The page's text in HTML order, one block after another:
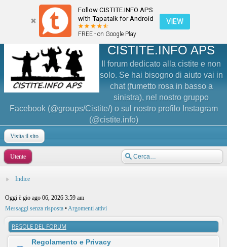
Follow CISTITE.INFO APS
with Tapatalk for Android
FREE - on Google Play
VIEW
CISTITE.INFO APS
Il forum dedicato alla cistite e non
solo. Se hai bisogno di aiuto vai in
chat (fumetto rosa in basso a
sinistra), nel nostro gruppo
Facebook (@groups/Cistite/) o sul nostro profilo Instagram
(@cistite.info)
Visita il sito
Utente
Indice
Oggi è gio ago 06, 2026 3:59 am
Messaggi senza risposta •Argomenti attivi
REGOLE DEL FORUM
Regolamento e Privacy